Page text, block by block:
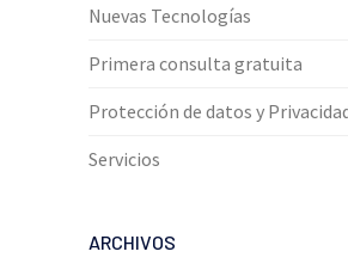
Nuevas Tecnologías
Primera consulta gratuita
Protección de datos y
Servicios
ARCHIVOS